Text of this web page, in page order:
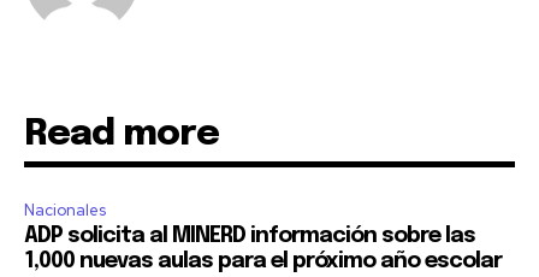
Read more
Nacionales
ADP solicita al MINERD información sobre las
1,000 nuevas aulas para el próximo año escolar